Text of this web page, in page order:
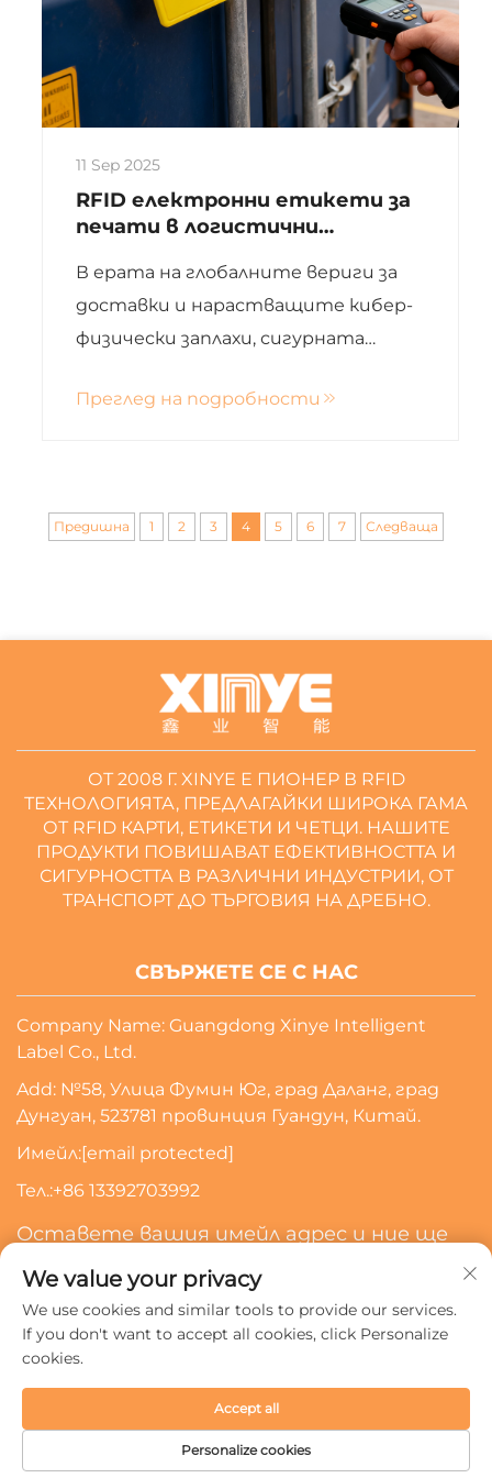
11 Sep 2025
RFID електронни етикети за
печати в логистични
В ерата на глобалните вериги за
доставки и нарастващите кибер-
физически заплахи, сигурната
несанкционирано отваряне са от
съчетават RFID технологията с
надеждна...
Преглед на подробности
Предишна 1 2 3 4 5 6 7 Следваща
ОТ 2008 Г. XINYE Е ПИОНЕР В RFID
ТЕХНОЛОГИЯТА, ПРЕДЛАГАЙКИ ШИРОКА ГАМА
ОТ RFID КАРТИ, ЕТИКЕТИ И ЧЕТЦИ. НАШИТЕ
ПРОДУКТИ ПОВИШАВАТ ЕФЕКТИВНОСТТА И
СИГУРНОСТТА В РАЗЛИЧНИ ИНДУСТРИИ, ОТ
ТРАНСПОРТ ДО ТЪРГОВИЯ НА ДРЕБНО.
СВЪРЖЕТЕ СЕ С НАС
Company Name: Guangdong Xinye Intelligent
Label Co., Ltd.
Add: №58, Улица Фумин Юг, град Даланг, град
Дунгуан, 523781 провинция Гуандун, Китай.
Имейл:[email protected]
Тел.:+86 13392703992
Оставете вашия имейл адрес и ние ще
Абонирайте Се
Политика за поверителност
We value your privacy
We use cookies and similar tools to provide our services.
If you don't want to accept all cookies, click Personalize
cookies.
Personalize cookies
Accept all